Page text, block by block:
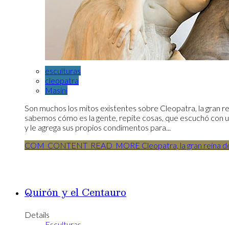
esculturas
cleopatra
Masini
Son muchos los mitos existentes sobre Cleopatra, la gran
sabemos cómo es la gente, repite cosas, que escuchó
y le agrega sus propios condimentos para...
COM_CONTENT_READ_MORE Cleopatra, la gran reina
Quirón y el Centauro
Details